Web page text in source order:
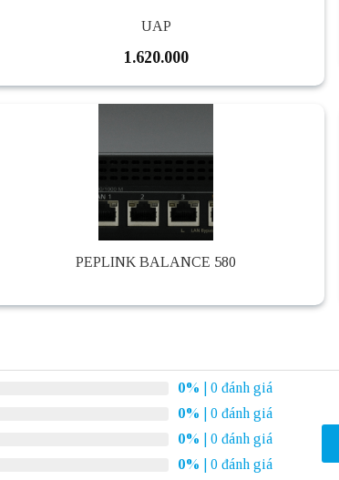
UAP
1.620.000
PEPLINK BALANCE 580
0%
| 0 đánh giá
0%
| 0 đánh giá
0%
| 0 đánh giá
0%
| 0 đánh giá